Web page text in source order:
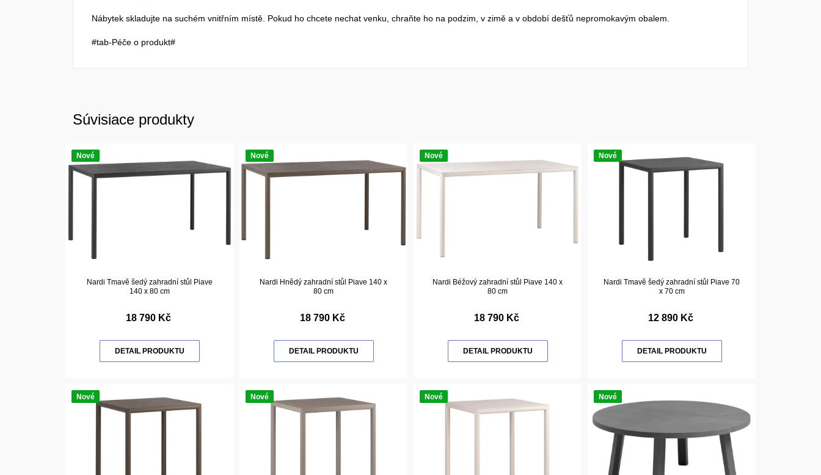
Nábytek skladujte na suchém vnitřním místě. Pokud ho chcete nechat venku, chraňte ho na podzim, v zimě a v období dešťů nepromokavým obalem.
#tab-Péče o produkt#
Súvisiace produkty
Nové
Nardi Tmavě šedý zahradní stůl Piave
140 x 80 cm
18 790 Kč
DETAIL PRODUKTU
Nové
Nardi Hnědý zahradní stůl Piave 140 x
80 cm
18 790 Kč
DETAIL PRODUKTU
Nové
Nardi Béžový zahradní stůl Piave 140 x
80 cm
18 790 Kč
DETAIL PRODUKTU
Nové
Nardi Tmavě šedý zahradní stůl Piave 70
x 70 cm
12 890 Kč
DETAIL PRODUKTU
Nové Nové Nové Nové